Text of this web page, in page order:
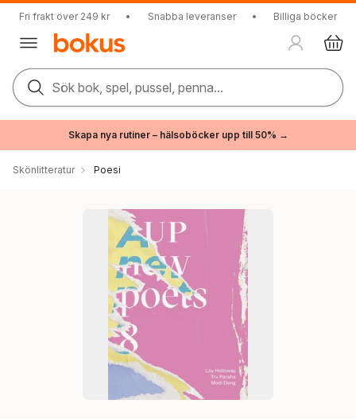
Fri frakt över 249 kr • Snabba leveranser • Billiga böcker
Sök bok, spel, pussel, penna...
Skapa nya rutiner – hälsoböcker upp till 50% →
Skönlitteratur Poesi